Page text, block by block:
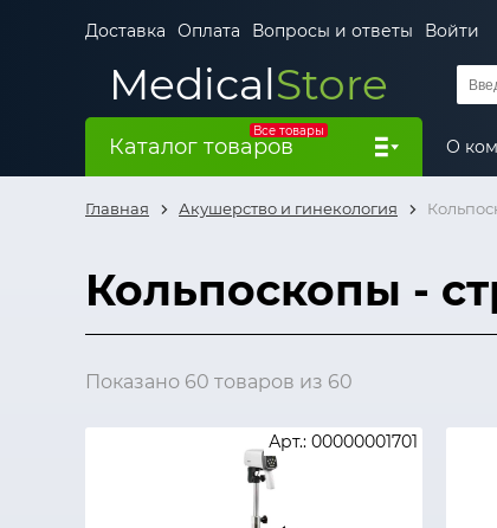
Доставка Оплата Вопросы и ответы Войти
MedicalStore
Все товары
Каталог товаров О
Главная Акушерство и гинекология
Кольпоскопы -
Показано 60 товаров из 60
Арт.: 00000001701